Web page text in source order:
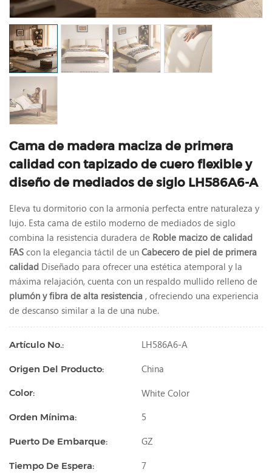
Cama de madera maciza de primera
calidad con tapizado de cuero flexible y
diseño de mediados de siglo LH586A6-A
Eleva tu dormitorio con la armonía perfecta entre naturaleza y
lujo. Esta cama de estilo moderno de mediados de siglo
combina la resistencia duradera de Roble macizo de calidad
FAS con la elegancia táctil de un Cabecero de piel de primera
calidad Diseñado para ofrecer una estética atemporal y la
máxima relajación, cuenta con un respaldo mullido relleno de
plumón y fibra de alta resistencia , ofreciendo una experiencia
de descanso similar a la de una nube.
Artículo No.: LH586A6-A
Origen Del Producto: China
Color: White Color
Orden Mínima: 5
Puerto De Embarque: GZ
Tiempo De Espera: 7